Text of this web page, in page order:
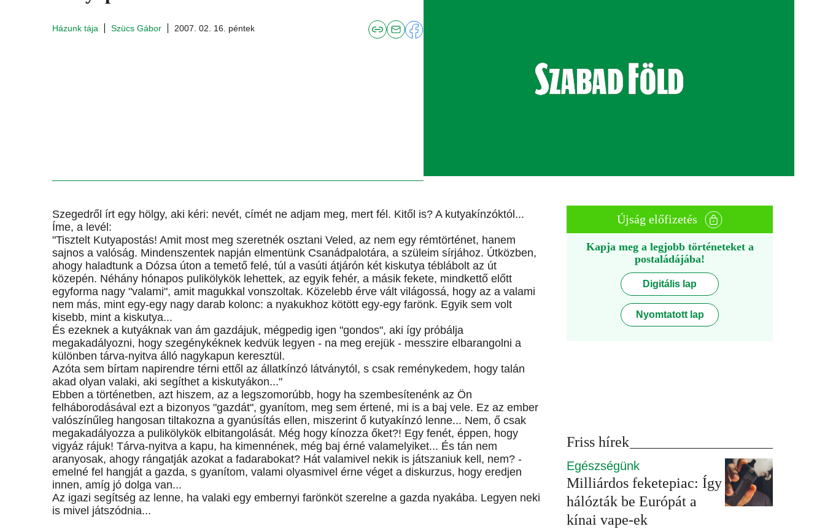
Házunk tája Szücs Gábor 2007. 02. 16. péntek
Szegedről írt egy hölgy, aki kéri: nevét, címét ne adjam meg, mert fél. Kitől is? A kutyakínzóktól...
Íme, a levél:
"Tisztelt Kutyapostás! Amit most meg szeretnék osztani Veled, az nem egy rémtörténet, hanem
sajnos a valóság. Mindenszentek napján elmentünk Csanádpalotára, a szüleim sírjához. Útközben,
ahogy haladtunk a Dózsa úton a temető felé, túl a vasúti átjárón két kiskutya téblábolt az út
közepén. Néhány hónapos pulikölykök lehettek, az egyik fehér, a másik fekete, mindkettő előtt
egyforma nagy "valami", amit magukkal vonszoltak. Közelebb érve vált világossá, hogy az a valami
nem más, mint egy-egy nagy darab kolonc: a nyakukhoz kötött egy-egy farönk. Egyik sem volt
kisebb, mint a kiskutya...
És ezeknek a kutyáknak van ám gazdájuk, mégpedig igen "gondos", aki így próbálja
megakadályozni, hogy szegénykéknek kedvük legyen - na meg erejük - messzire elbarangolni a
különben tárva-nyitva álló nagykapun keresztül.
Azóta sem bírtam napirendre térni ettől az állatkínzó látványtól, s csak reménykedem, hogy talán
akad olyan valaki, aki segíthet a kiskutyákon..."
Ebben a történetben, azt hiszem, az a legszomorúbb, hogy ha szembesítenénk az Ön
felháborodásával ezt a bizonyos "gazdát", gyanítom, meg sem értené, mi is a baj vele. Ez az ember
valószínűleg hangosan tiltakozna a gyanúsítás ellen, miszerint ő kutyakínzó lenne... Nem, ő csak
megakadályozza a pulikölykök elbitangolását. Még hogy kínozza őket?! Egy fenét, éppen, hogy
vigyáz rájuk! Tárva-nyitva a kapu, ha kimennének, még baj érné valamelyiket... És tán nem
aranyosak, ahogy rángatják azokat a fadarabokat? Hát valamivel nekik is játszaniuk kell, nem? -
emelné fel hangját a gazda, s gyanítom, valami olyasmivel érne véget a diskurzus, hogy eredjen
innen, amíg jó dolga van...
Az igazi segítség az lenne, ha valaki egy embernyi farönköt szerelne a gazda nyakába. Legyen neki
is mivel játszódnia...
Újság előfizetés
Kapja meg a legjobb történeteket a
postaládájába!
Digitális lap
Nyomtatott lap
Friss hírek
Egészségünk
Milliárdos feketepiac: Így
hálózták be Európát a
kínai vape-ek